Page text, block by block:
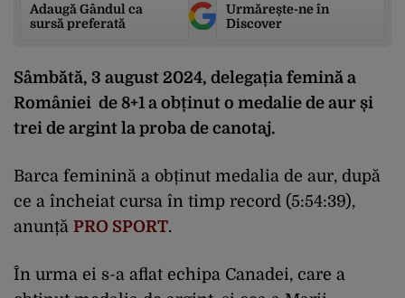
Adaugă Gândul ca
sursă preferată
Urmărește-ne în
Discover
Sâmbătă, 3 august 2024, delegația femină a
României de 8+1 a obținut o medalie de aur și
trei de argint la proba de canotaj.
Barca feminină a obținut medalia de aur, după
ce a încheiat cursa în timp record (5:54:39),
anunță PRO SPORT.
În urma ei s-a aflat echipa Canadei, care a